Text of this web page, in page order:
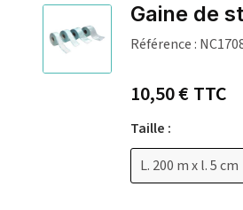
Gaine de
Référence :
10,50 €TTC
Taille :